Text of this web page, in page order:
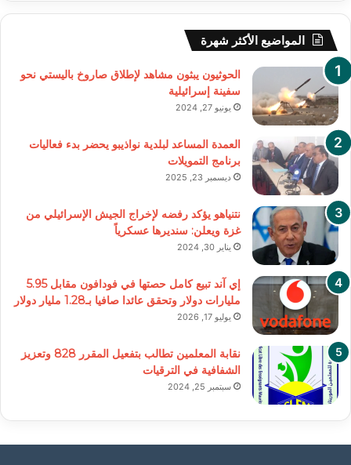
المواضيع الأكثر شهرة
الحوثيون يبثون مشاهد لإطلاق صاروخ باليستي نحو
سفينة إسرائيلية
يونيو 27, 2024
العمدة المساعد لبلدية نواذيبو يحضر بدء فعاليات
برنامج التمويلات
ديسمبر 23, 2025
نتنياهو يؤكد رفضه لإخراج الجيش الإسرائيلي من
غزة ويعلن: سنديرها عسكرياً
يناير 30, 2024
إي آند تبيع كامل حصتها في فودافون مقابل 5.95
مليارات دولار وتحقق عائدا صافيا بـ1.28 مليار دولار
يوليو 17, 2026
نقابة المعلمين تطالب بتفعيل المقرر 828 وتعزيز
الشفافية في الترقيات
سبتمبر 25, 2024